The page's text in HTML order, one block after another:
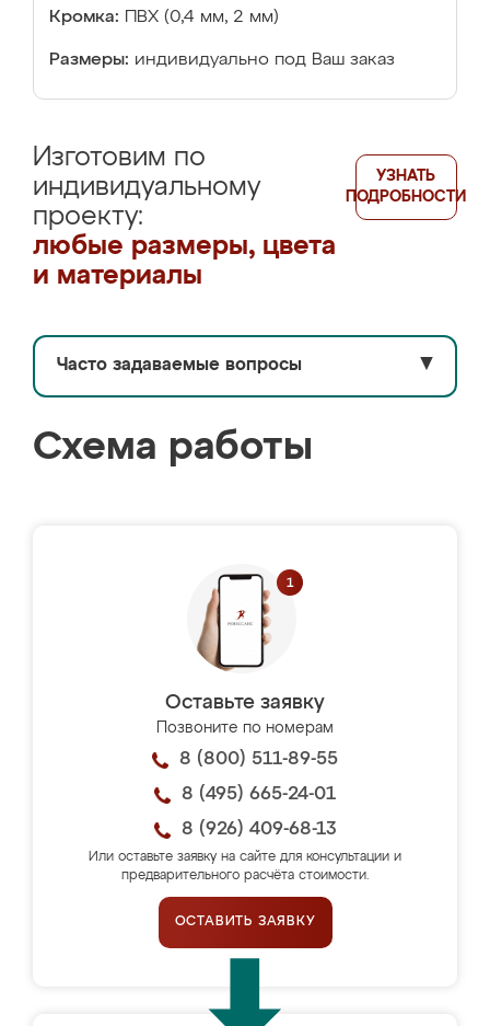
Кромка: ПВХ (0,4 мм, 2 мм)
Размеры: индивидуально под Ваш заказ
Изготовим по
индивидуальному
проекту:
любые размеры, цвета
и материалы
УЗНАТЬ
ПОДРОБНОСТИ
Часто задаваемые вопросы ▼
Схема работы
Оставьте заявку
Позвоните по номерам
8 (800) 511-89-55
8 (495) 665-24-01
8 (926) 409-68-13
Или оставьте заявку на сайте для консультации и
предварительного расчёта стоимости.
ОСТАВИТЬ ЗАЯВКУ